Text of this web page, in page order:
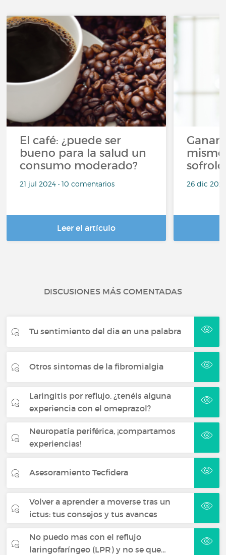
El café: ¿puede ser
bueno para la salud un
consumo moderado?
21 jul 2024 • 10 comentarios
Leer el artículo
Ganar
26 dic
DISCUSIONES MÁS COMENTADAS
Tu sentimiento del dia en una palabra
Otros sintomas de la fibromialgia
Laringitis por reflujo, ¿tenéis alguna
experiencia con el omeprazol?
Neuropatía periférica, ¡compartamos
experiencias!
Asesoramiento Tecfidera
Volver a aprender a moverse tras un
ictus: tus consejos y tus avances
No puedo mas con el reflujo
laringofaríngeo (LPR) y no se que…